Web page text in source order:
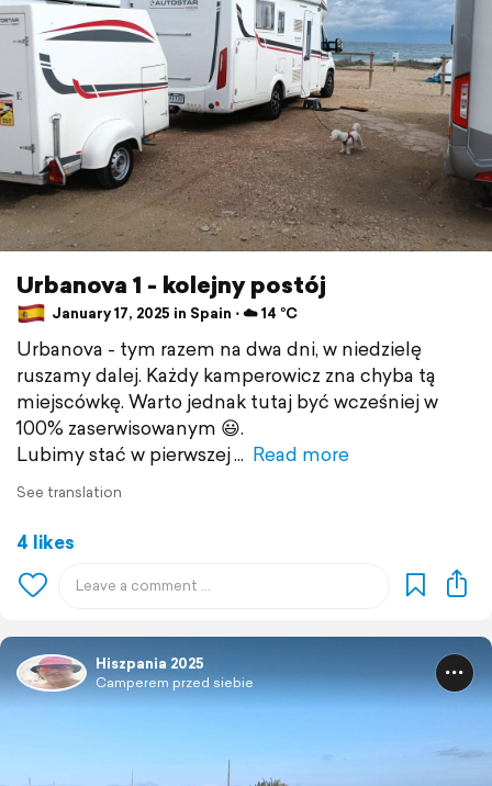
Urbanova 1 - kolejny postój
January 17, 2025 in Spain ⋅ ☁️ 14 °C
Urbanova - tym razem na dwa dni, w niedzielę
ruszamy dalej. Każdy kamperowicz zna chyba tą
miejscówkę. Warto jednak tutaj być wcześniej w
100% zaserwisowanym 😃.
Lubimy stać w pierwszej
Read more
See translation
4 likes
Hiszpania 2025
Camperem przed siebie